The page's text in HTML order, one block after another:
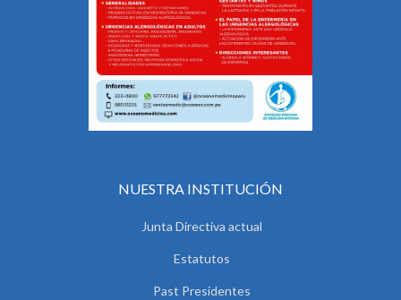
NUESTRA INSTITUCIÓN
Junta Directiva actual
Estatutos
Past Presidentes